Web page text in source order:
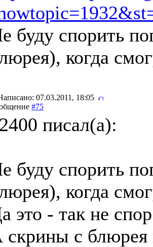
буду спорить
когда
07.03.2011, 18:05
#75
писал(a):
буду спорить
когда
это - так не
скрины с блюрея